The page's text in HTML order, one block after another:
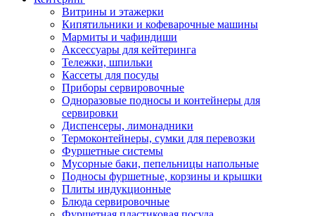
Витрины и этажерки
Кипятильники и кофеварочные машины
Мармиты и чафиндиши
Аксессуары для кейтеринга
Тележки, шпильки
Кассеты для посуды
Приборы сервировочные
Одноразовые подносы и контейнеры для
сервировки
Диспенсеры, лимонадники
Термоконтейнеры, сумки для перевозки
Фуршетные системы
Мусорные баки, пепельницы напольные
Подносы фуршетные, корзины и крышки
Плиты индукционные
Блюда сервировочные